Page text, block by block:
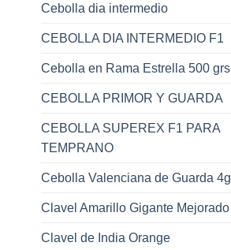
Cebolla dia intermedio
CEBOLLA DIA INTERMEDIO F1
Cebolla en Rama Estrella 500 grs
CEBOLLA PRIMOR Y GUARDA
CEBOLLA SUPEREX F1 PARA
TEMPRANO
Cebolla Valenciana de Guarda 4g
Clavel Amarillo Gigante Mejorado
Clavel de India Orange